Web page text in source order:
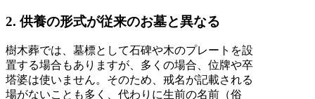
2. 供養の形式が従来のお墓と異なる
樹木葬では、墓標として石碑や木のプレートを設
置する場合もありますが、多くの場合、位牌や卒
塔婆は使いません。そのため、戒名が記載される
場がないことも多く、代わりに生前の名前（俗